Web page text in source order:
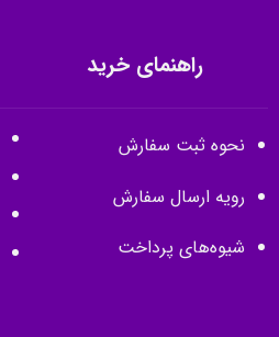
راهنمای خرید
نحوه ثبت سفارش
رویه ارسال سفارش
شیوه‌های پرداخت